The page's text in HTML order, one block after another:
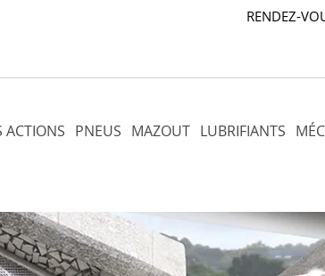
RENDEZ-
ACTIONS PNEUS MAZOUT LUBRIFIANTS